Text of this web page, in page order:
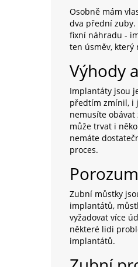
Osobně mám
dva přední
fixní náhradu -
ten úsměv, který
Výhody
Implantáty jsou
předtím zmínil, i
nemusíte obávat
může trvat i
nemáte
proces.
Zubní můstky
implantátů,
vyžadovat více
některé lidi
implantátů.